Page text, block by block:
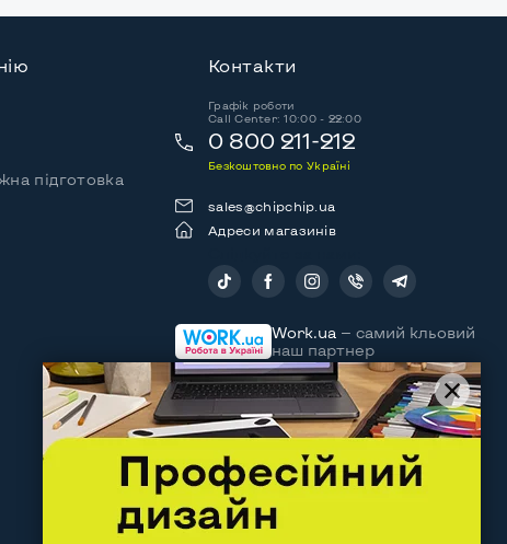
підготовка
Контакти
Графік роботи
Call Center: 10:00 - 22:00
0 800 211-212
Безкоштовно по Україні
sales@chipchip.ua
Адреси магазинів
Work.ua — самий кльовий
наш партнер